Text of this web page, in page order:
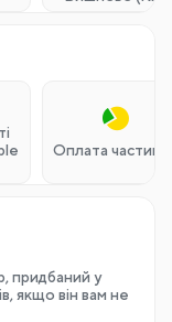
Оплата
придбаний у
якщо він вам не